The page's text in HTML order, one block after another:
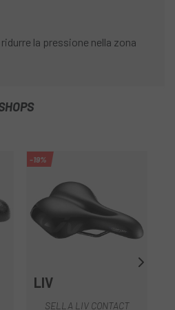
la pressione nella zona
-19%
LIV
SELLA LIV CONTACT